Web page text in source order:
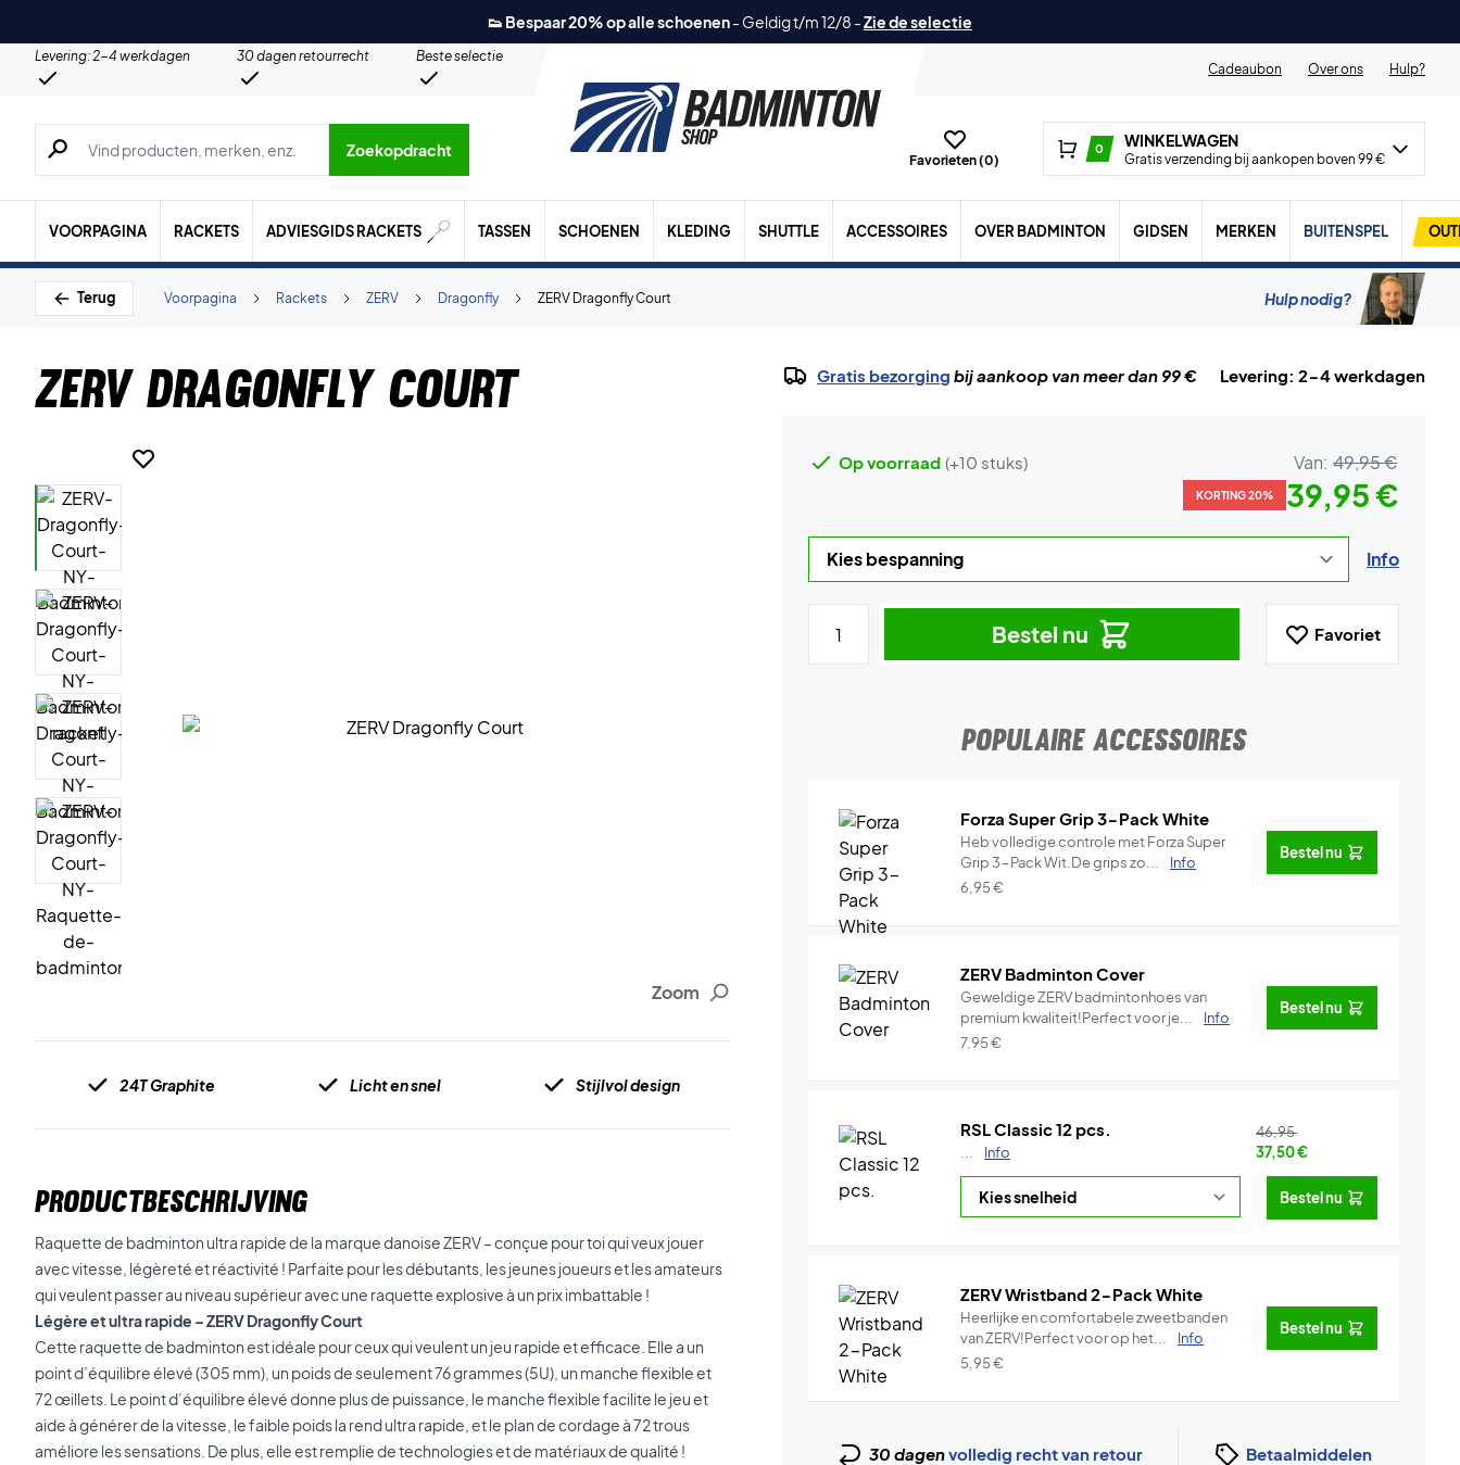
👟 Bespaar 20% op alle schoenen- Geldig t/m 12/8 -Zie de selectie
Levering: 2-4 werkdagen 30 dagen retourrecht
Beste selectie
Cadeaubon
Over ons Hulp?
Zoeken naar producten, merken etc.
Zoekopdracht
Favorieten (0)
0 WINKELWAGEN
Gratis verzending bij aankopen boven 99 €
VOORPAGINA RACKETS ADVIESGIDS RACKETS TASSEN SCHOENEN KLEDING SHUTTLE ACCESSOIRES OVER BADMINTON GIDSEN MERKEN BUITENSPEL
Terug ZERV Dragonfly Court
Dragonfly
ZERV
Rackets
Voorpagina Hulp nodig?
ZERV Dragonfly Court
Zoom
24T Graphite Licht en snel Stijlvol design
PRODUCTBESCHRIJVING
Raquette de badminton ultra rapide de la marque danoise ZERV – conçue pour toi qui veux jouer
avec vitesse, légèreté et réactivité ! Parfaite pour les débutants, les jeunes joueurs et les amateurs
qui veulent passer au niveau supérieur avec une raquette explosive à un prix imbattable !
Légère et ultra rapide – ZERV Dragonfly Court
Cette raquette de badminton est idéale pour ceux qui veulent un jeu rapide et efficace. Elle a un
point d’équilibre élevé (305 mm), un poids de seulement 76 grammes (5U), un manche flexible et
72 œillets. Le point d’équilibre élevé donne plus de puissance, le manche flexible facilite le jeu et
aide à générer de la vitesse, le faible poids la rend ultra rapide, et le plan de cordage à 72 trous
améliore les sensations. De plus, elle est remplie de technologies et de matériaux de qualité !
Gratis bezorging bij aankoop van meer dan 99 € Levering: 2-4 werkdagen
Op voorraad (+10 stuks) Van: 49,95 €
KORTING 20% 39,95 €
Info
Bestel nu Favoriet
POPULAIRE ACCESSOIRES
Forza Super Grip 3-Pack White
Heb volledige controle met Forza Super
Grip 3-Pack Wit.De grips zo...
Info
6,95€
Bestel nu
ZERV Badminton Cover
Geweldige ZERV badmintonhoes van
premium kwaliteit!Perfect voor je...
Info
7,95€
Bestel nu
RSL Classic 12 pcs.
Info
46,95
37,50€
Bestel nu
ZERV Wristband 2-Pack White
Heerlijke en comfortabele zweetbanden
van ZERV!Perfect voor op het...
Info
5,95€
Bestel nu
30 dagenvolledig recht van retour Betaalmiddelen